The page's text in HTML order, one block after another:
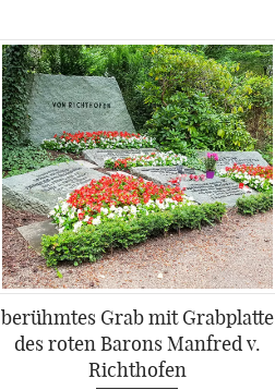
berühmtes Grab mit Grabplatte
des roten Barons Manfred v.
Richthofen